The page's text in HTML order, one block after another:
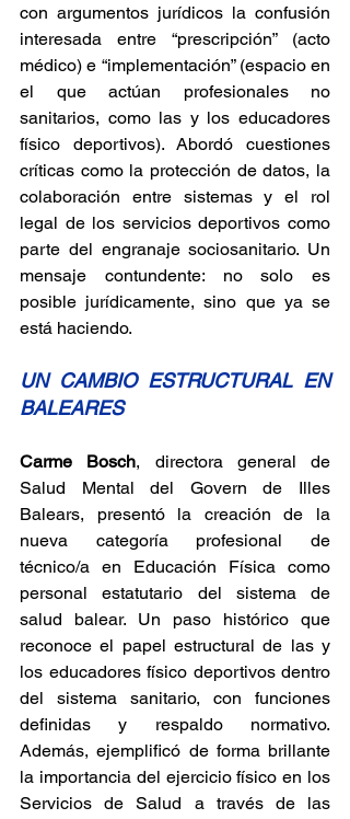
con argumentos jurídicos la confusión
interesada entre “prescripción” (acto
médico) e “implementación” (espacio en
el que actúan profesionales no
sanitarios, como las y los educadores
físico deportivos). Abordó cuestiones
críticas como la protección de datos, la
colaboración entre sistemas y el rol
legal de los servicios deportivos como
parte del engranaje sociosanitario. Un
mensaje contundente: no solo es
posible jurídicamente, sino que ya se
está haciendo.
UN CAMBIO ESTRUCTURAL EN
BALEARES
Carme Bosch, directora general de
Salud Mental del Govern de Illes
Balears, presentó la creación de la
nueva categoría profesional de
técnico/a en Educación Física como
personal estatutario del sistema de
salud balear. Un paso histórico que
reconoce el papel estructural de las y
los educadores físico deportivos dentro
del sistema sanitario, con funciones
definidas y respaldo normativo.
Además, ejemplificó de forma brillante
la importancia del ejercicio físico en los
Servicios de Salud a través de las